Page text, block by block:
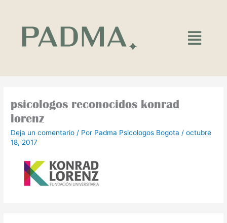
contenido
Main
Menu
psicologos reconocidos konrad
lorenz
Deja un comentario / Por Padma Psicologos Bogota /octubre
18, 2017